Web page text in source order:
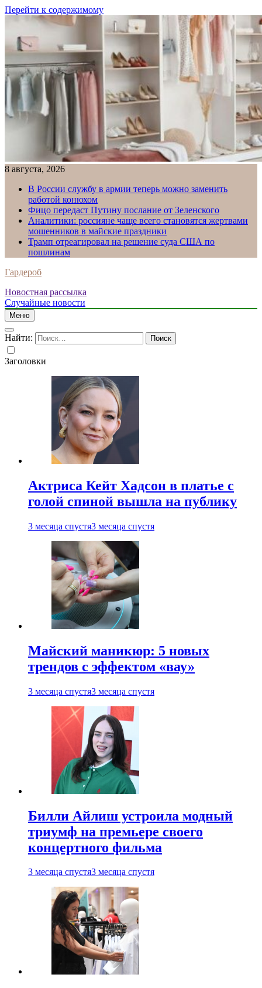
Перейти к содержимому
8 августа, 2026
В России службу в армии теперь можно заменить
работой конюхом
Фицо передаст Путину послание от Зеленского
Аналитики: россияне чаще всего становятся жертвами
мошенников в майские праздники
Трамп отреагировал на решение суда США по
пошлинам
Гардероб
Новостная рассылка
Случайные новости
Меню
Найти:
Заголовки
Актриса Кейт Хадсон в платье с
голой спиной вышла на публику
3 месяца спустя3 месяца спустя
Майский маникюр: 5 новых
трендов с эффектом «вау»
3 месяца спустя3 месяца спустя
Билли Айлиш устроила модный
триумф на премьере своего
концертного фильма
3 месяца спустя3 месяца спустя